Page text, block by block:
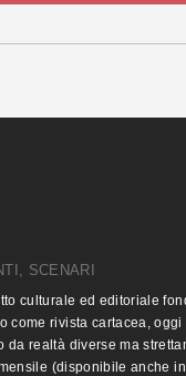
SCENARI
culturale ed editoriale
come rivista cartacea, oggi
da realtà diverse ma
(disponibile anche